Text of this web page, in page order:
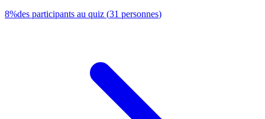
8%des participants au quiz (31 personnes)